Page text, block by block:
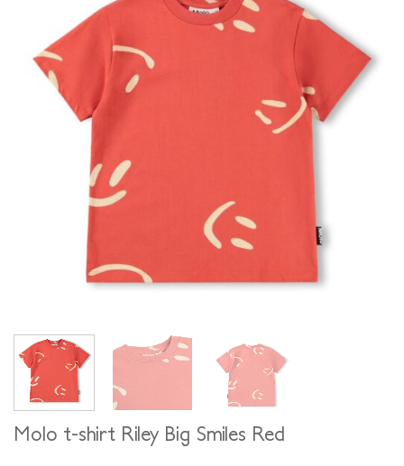
Molo t-shirt Riley Big Smiles Red